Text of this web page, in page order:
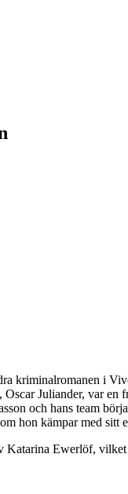
kriminalromanen i
Juliander, var
och hans team
hon kämpar med sitt
Ewerlöf, vilket